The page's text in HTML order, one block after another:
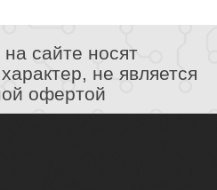
сайте носят
не является
офертой